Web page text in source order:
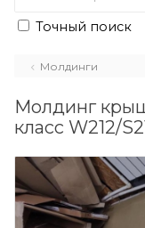
Точный поиск
Молдинги
Молдинг
класс W212/